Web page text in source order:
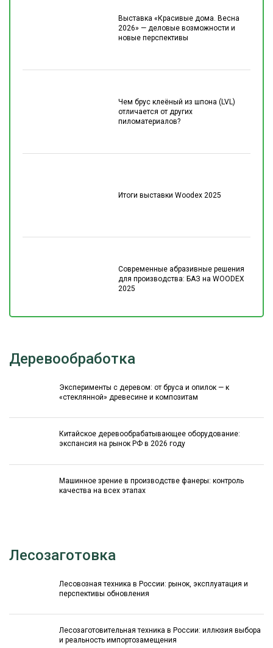
Выставка «Красивые дома. Весна
2026» — деловые возможности и
новые перспективы
Чем брус клеёный из шпона (LVL)
отличается от других
пиломатериалов?
Итоги выставки Woodex 2025
Современные абразивные решения
для производства: БАЗ на WOODEX
2025
Деревообработка
Эксперименты с деревом: от бруса и опилок — к
«стеклянной» древесине и композитам
Китайское деревообрабатывающее оборудование:
экспансия на рынок РФ в 2026 году
Машинное зрение в производстве фанеры: контроль
качества на всех этапах
Лесозаготовка
Лесовозная техника в России: рынок, эксплуатация и
перспективы обновления
Лесозаготовительная техника в России: иллюзия выбора
и реальность импортозамещения